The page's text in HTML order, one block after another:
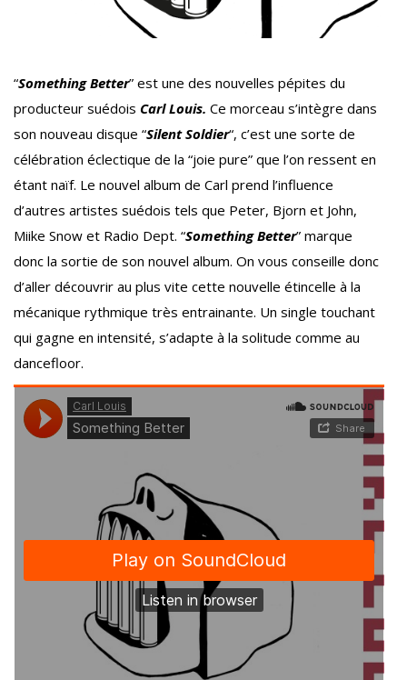
“Something Better” est une des nouvelles pépites du
producteur suédois Carl Louis. Ce morceau s’intègre dans
son nouveau disque “Silent Soldier“, c’est une sorte de
célébration éclectique de la “joie pure” que l’on ressent en
étant naïf. Le nouvel album de Carl prend l’influence
d’autres artistes suédois tels que Peter, Bjorn et John,
Miike Snow et Radio Dept. “Something Better” marque
donc la sortie de son nouvel album. On vous conseille donc
d’aller découvrir au plus vite cette nouvelle étincelle à la
mécanique rythmique très entrainante. Un single touchant
qui gagne en intensité, s’adapte à la solitude comme au
dancefloor.